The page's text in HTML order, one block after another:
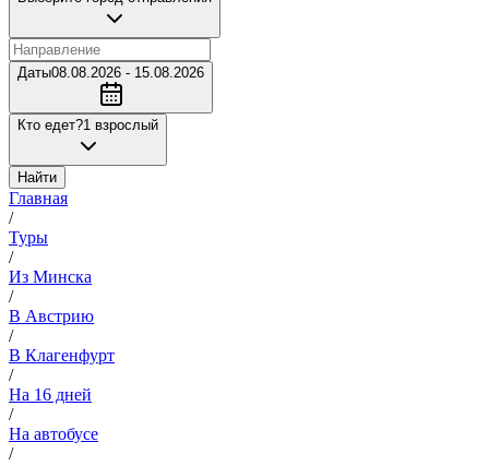
Даты08.08.2026 - 15.08.2026
Кто едет?1 взрослый
Найти
Главная
/
Туры
/
Из Минска
/
В Австрию
/
В Клагенфурт
/
На 16 дней
/
На автобусе
/